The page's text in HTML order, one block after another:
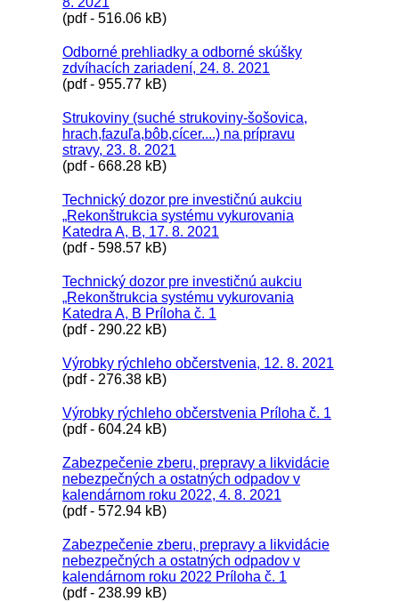
(pdf - 516.06 kB)
Odborné prehliadky a odborné skúšky
zdvíhacích zariadení, 24. 8. 2021
(pdf - 955.77 kB)
Strukoviny (suché strukoviny-šošovica,
hrach,fazuľa,bôb,cícer....) na prípravu
stravy, 23. 8. 2021
(pdf - 668.28 kB)
Technický dozor pre investičnú aukciu
„Rekonštrukcia systému vykurovania
Katedra A, B, 17. 8. 2021
(pdf - 598.57 kB)
Technický dozor pre investičnú aukciu
„Rekonštrukcia systému vykurovania
Katedra A, B Príloha č. 1
(pdf - 290.22 kB)
Výrobky rýchleho občerstvenia, 12. 8. 2021
(pdf - 276.38 kB)
Výrobky rýchleho občerstvenia Príloha č. 1
(pdf - 604.24 kB)
Zabezpečenie zberu, prepravy a likvidácie
nebezpečných a ostatných odpadov v
kalendárnom roku 2022, 4. 8. 2021
(pdf - 572.94 kB)
Zabezpečenie zberu, prepravy a likvidácie
nebezpečných a ostatných odpadov v
kalendárnom roku 2022 Príloha č. 1
(pdf - 238.99 kB)